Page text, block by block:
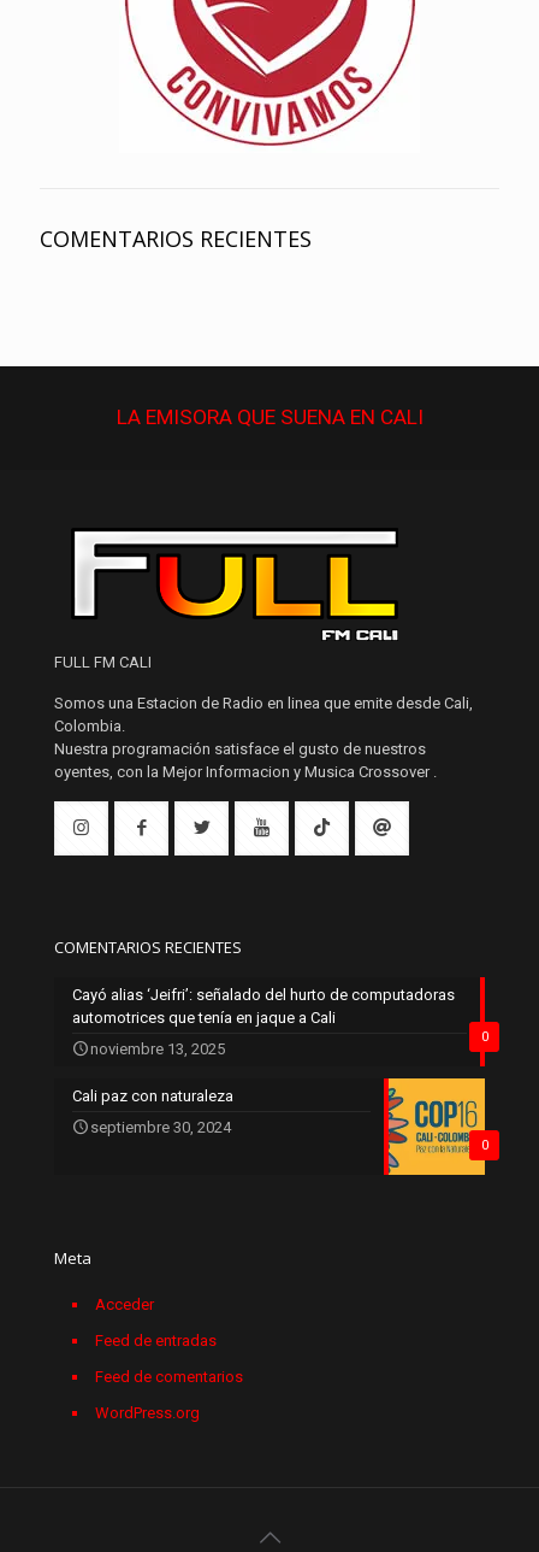
COMENTARIOS RECIENTES
LA EMISORA QUESUENAEN CALI
FULL FM CALI
Somos una Estacion de Radio en linea que emite desde Cali,
Colombia.
Nuestra programación satisface el gusto de nuestros
oyentes, con la Mejor Informacion y Musica Crossover .
COMENTARIOS RECIENTES
0
Cayó alias ‘Jeifri’: señalado del hurto de computadoras
automotrices que tenía en jaque a Cali
noviembre 13, 2025
0
Cali paz con naturaleza
septiembre 30, 2024
Meta
Acceder
Feed de entradas
Feed de comentarios
WordPress.org